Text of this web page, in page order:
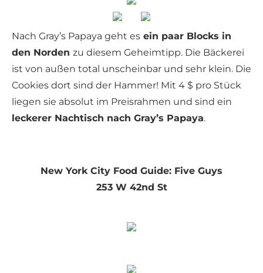
Nach Gray’s Papaya geht es ein paar Blocks in
den Norden zu diesem Geheimtipp. Die Bäckerei
ist von außen total unscheinbar und sehr klein. Die
Cookies dort sind der Hammer! Mit 4 $ pro Stück
liegen sie absolut im Preisrahmen und sind ein
leckerer Nachtisch nach Gray’s Papaya.
New York City Food Guide: Five Guys
253 W 42nd St